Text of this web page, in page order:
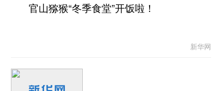
官山猕猴“冬季食堂”开饭啦！
新华网